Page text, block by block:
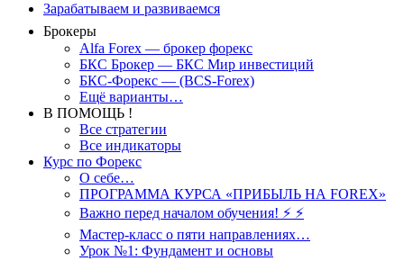
Зарабатываем и развиваемся
Брокеры
Alfa Forex — брокер форекс
БКС Брокер — БКС Мир инвестиций
БКС-Форекс — (BCS-Forex)
Ещё варианты…
В ПОМОЩЬ !
Все стратегии
Все индикаторы
Курс по Форекс
О себе…
ПРОГРАММА КУРСА «ПРИБЫЛЬ НА FOREX»
Важно перед началом обучения! ⚡ ⚡
Мастер-класс о пяти направлениях…
Урок №1: Фундамент и основы